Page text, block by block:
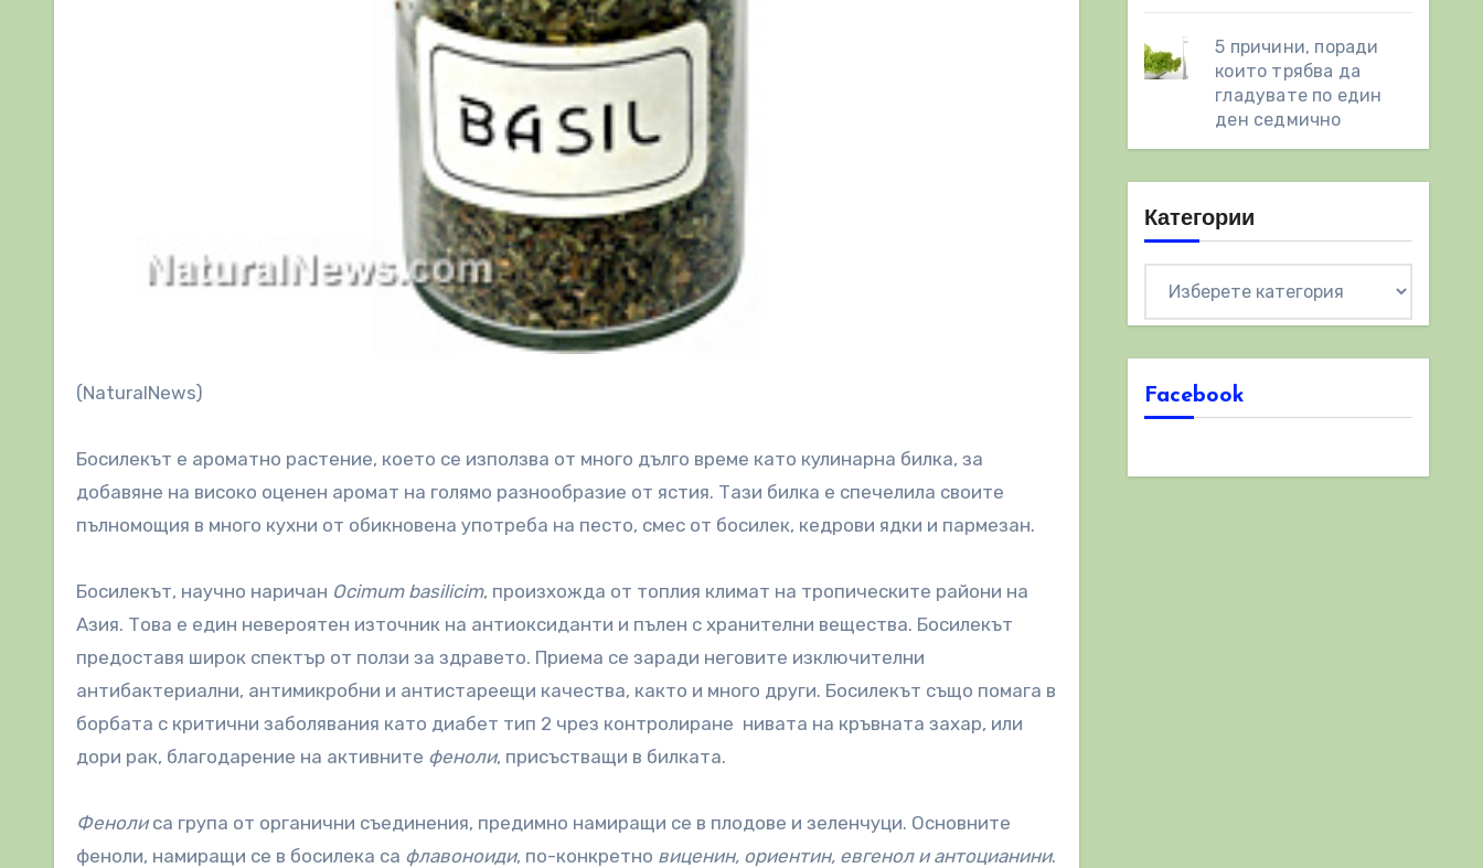
(NaturalNews)
Босилекът е ароматно растение, което се използва от много дълго време като кулинарна билка, за
добавяне на високо оценен аромат на голямо разнообразие от ястия. Тази билка е спечелила своите
пълномощия в много кухни от обикновена употреба на песто, смес от босилек, кедрови ядки и пармезан.
Босилекът, научно наричан Ocimum basilicim, произхожда от топлия климат на тропическите райони на
Азия. Това е един невероятен източник на антиоксиданти и пълен с хранителни вещества. Босилекът
предоставя широк спектър от ползи за здравето. Приема се заради неговите изключителни
антибактериални, антимикробни и антистареещи качества, както и много други. Босилекът също помага в
борбата с критични заболявания като диабет тип 2 чрез контролиране нивата на кръвната захар, или
дори рак, благодарение на активните феноли, присъстващи в билката.
Фенолиса група от органични съединения, предимно намиращи се в плодове и зеленчуци. Основните
феноли, намиращи се в босилека са флавоноиди, по-конкретно виценин, ориентин, евгенол и антоцианини.
5 причини, поради
които трябва да
гладувате по един
ден седмично
Категории
Facebook